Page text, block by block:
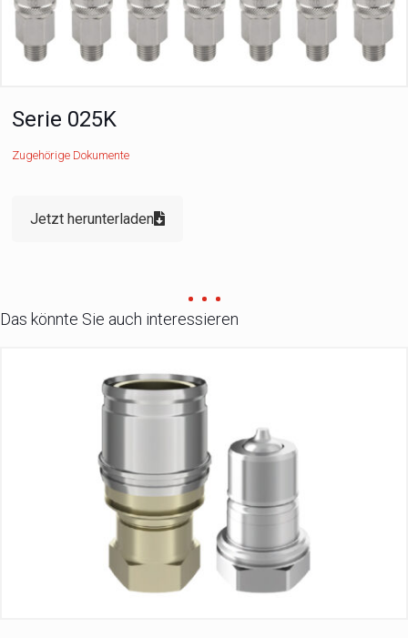
Serie 025K
Zugehörige Dokumente
Jetzt herunterladen
Das könnte Sie auch interessieren